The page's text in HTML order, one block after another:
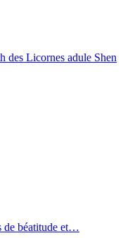
des Licornes adule Shen
de béatitude et…